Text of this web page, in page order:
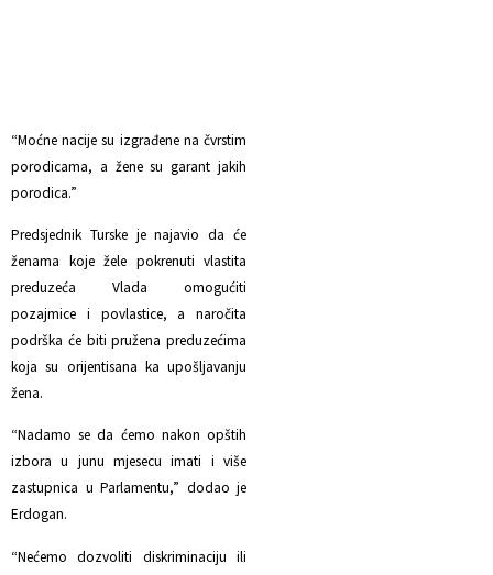
“Moćne nacije su izgrađene na čvrstim
porodicama, a žene su garant jakih
porodica.”
Predsjednik Turske je najavio da će
ženama koje žele pokrenuti vlastita
preduzeća Vlada omogućiti
pozajmice i povlastice, a naročita
podrška će biti pružena preduzećima
koja su orijentisana ka upošljavanju
žena.
“Nadamo se da ćemo nakon opštih
izbora u junu mjesecu imati i više
zastupnica u Parlamentu,” dodao je
Erdogan.
“Nećemo dozvoliti diskriminaciju ili